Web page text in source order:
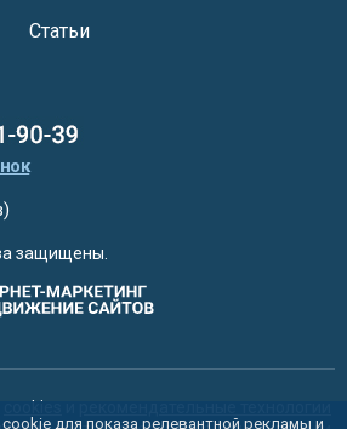
Статьи
защищены.
cookies
для показа релевантной рекламы и